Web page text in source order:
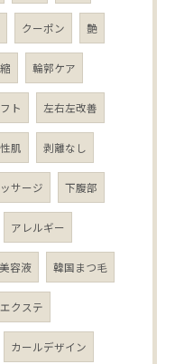
クーポン 艶
輪郭ケア
ト 左右左改善
肌 剥離なし
サージ 下腹部
アレルギー
容液 韓国まつ毛
エクステ
カールデザイン